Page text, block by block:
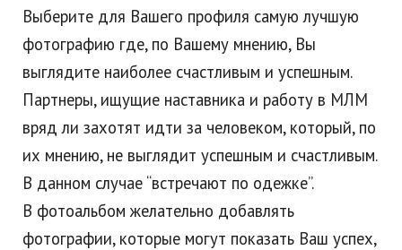
Выберите для Вашего профиля самую лучшую
фотографию где, по Вашему мнению, Вы
выглядите наиболее счастливым и успешным.
Партнеры, ищущие наставника и работу в МЛМ
вряд ли захотят идти за человеком, который, по
их мнению, не выглядит успешным и счастливым.
В данном случае “встречают по одежке”.
В фотоальбом желательно добавлять
фотографии, которые могут показать Ваш успех,